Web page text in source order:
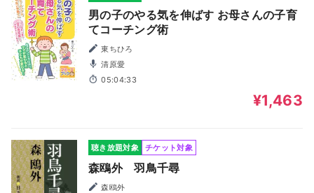
男の子のやる気を伸ばす お母さんの子育
てコーチング術
東ちひろ
清原愛
05:04:33
¥1,463
聴き放題対象 チケット対象
森鴎外 羽鳥千尋
森鴎外